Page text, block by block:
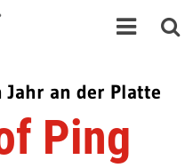
an der Platte
Ping